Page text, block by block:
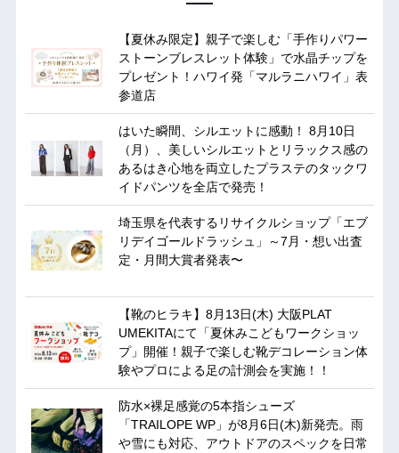
【夏休み限定】親子で楽しむ「手作りパワー
ストーンブレスレット体験」で水晶チップを
プレゼント！ハワイ発「マルラニハワイ」表
参道店
はいた瞬間、シルエットに感動！ 8月10日
（月）、美しいシルエットとリラックス感の
あるはき心地を両立したプラステのタックワ
イドパンツを全店で発売！
埼玉県を代表するリサイクルショップ「エブ
リデイゴールドラッシュ」～7月・想い出査
定・月間大賞者発表〜
【靴のヒラキ】8月13日(木) 大阪PLAT
UMEKITAにて「夏休みこどもワークショッ
プ」開催！親子で楽しむ靴デコレーション体
験やプロによる足の計測会を実施！！
防水×裸足感覚の5本指シューズ
「TRAILOPE WP」が8月6日(木)新発売。雨
や雪にも対応、アウトドアのスペックを日常